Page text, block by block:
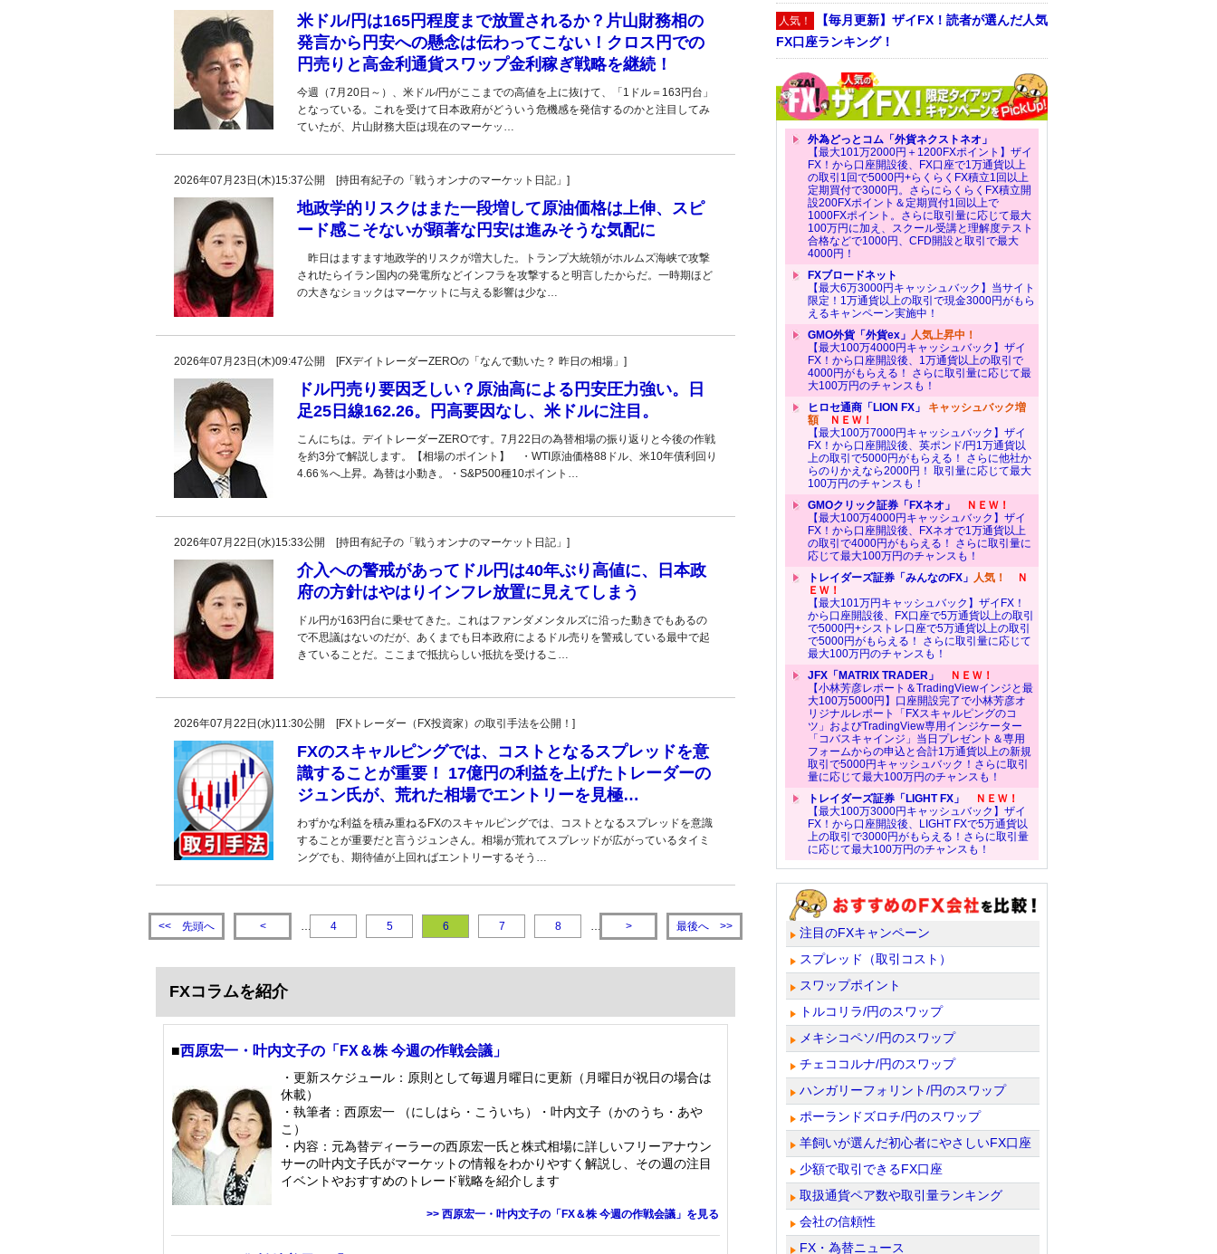
米ドル/円は165円程度まで放置されるか？片山財務相の
発言から円安への懸念は伝わってこない！クロス円での
円売りと高金利通貨スワップ金利稼ぎ戦略を継続！
今週（7月20日～）、米ドル/円がここまでの高値を上に抜けて、「1ドル＝163円台」
となっている。これを受けて日本政府がどういう危機感を発信するのかと注目してみ
ていたが、片山財務大臣は現在のマーケッ…
2026年07月23日(木)15:37公開 [持田有紀子の「戦うオンナのマーケット日記」]
地政学的リスクはまた一段増して原油価格は上伸、スピ
ード感こそないが顕著な円安は進みそうな気配に
昨日はますます地政学的リスクが増大した。トランプ大統領がホルムズ海峡で攻撃
されtたらイラン国内の発電所などインフラを攻撃すると明言したからだ。一時期ほど
の大きなショックはマーケットに与える影響は少な…
2026年07月23日(木)09:47公開 [FXデイトレーダーZEROの「なんで動いた？ 昨日の相場」]
ドル円売り要因乏しい？原油高による円安圧力強い。日
足25日線162.26。円高要因なし、米ドルに注目。
こんにちは。デイトレーダーZEROです。7月22日の為替相場の振り返りと今後の作戦
を約3分で解説します。【相場のポイント】 ・WTI原油価格88ドル、米10年債利回り
4.66％へ上昇。為替は小動き。・S&P500種10ポイント…
2026年07月22日(水)15:33公開 [持田有紀子の「戦うオンナのマーケット日記」]
介入への警戒があってドル円は40年ぶり高値に、日本政
府の方針はやはりインフレ放置に見えてしまう
ドル円が163円台に乗せてきた。これはファンダメンタルズに沿った動きでもあるの
で不思議はないのだが、あくまでも日本政府によるドル売りを警戒している最中で起
きていることだ。ここまで抵抗らしい抵抗を受けるこ…
2026年07月22日(水)11:30公開 [FXトレーダー（FX投資家）の取引手法を公開！]
FXのスキャルピングでは、コストとなるスプレッドを意
識することが重要！ 17億円の利益を上げたトレーダーの
ジュン氏が、荒れた相場でエントリーを見極…
わずかな利益を積み重ねるFXのスキャルピングでは、コストとなるスプレッドを意識
することが重要だと言うジュンさん。相場が荒れてスプレッドが広がっているタイミ
ングでも、期待値が上回ればエントリーするそう…
<< 先頭へ < … 4 5 6 7 8 … > 最後へ >>
FXコラムを紹介
■西原宏一・叶内文子の「FX＆株 今週の作戦会議」
・更新スケジュール：原則として毎週月曜日に更新（月曜日が祝日の場合は
休載）
・執筆者：西原宏一 （にしはら・こういち）・叶内文子（かのうち・あや
こ）
・内容：元為替ディーラーの西原宏一氏と株式相場に詳しいフリーアナウン
サーの叶内文子氏がマーケットの情報をわかりやすく解説し、その週の注目
イベントやおすすめのトレード戦略を紹介します
>> 西原宏一・叶内文子の「FX＆株 今週の作戦会議」を見る
人気！ 【毎月更新】ザイFX！読者が選んだ人気
FX口座ランキング！
外為どっとコム「外貨ネクストネオ」
【最大101万2000円＋1200FXポイント】ザイ
FX！から口座開設後、FX口座で1万通貨以上
の取引1回で5000円+らくらくFX積立1回以上
定期買付で3000円。さらにらくらくFX積立開
設200FXポイント＆定期買付1回以上で
1000FXポイント。さらに取引量に応じて最大
100万円に加え、スクール受講と理解度テスト
合格などで1000円、CFD開設と取引で最大
4000円！
FXブロードネット
【最大6万3000円キャッシュバック】当サイト
限定！1万通貨以上の取引で現金3000円がもら
えるキャンペーン実施中！
GMO外貨「外貨ex」 人気上昇中！
【最大100万4000円キャッシュバック】ザイ
FX！から口座開設後、1万通貨以上の取引で
4000円がもらえる！ さらに取引量に応じて最
大100万円のチャンスも！
ヒロセ通商「LION FX」 キャッシュバック増
額ＮＥＷ！
【最大100万7000円キャッシュバック】ザイ
FX！から口座開設後、英ポンド/円1万通貨以
上の取引で5000円がもらえる！ さらに他社か
らのりかえなら2000円！ 取引量に応じて最大
100万円のチャンスも！
GMOクリック証券「FXネオ」
ＮＥＷ！
【最大100万4000円キャッシュバック】ザイ
FX！から口座開設後、FXネオで1万通貨以上
の取引で4000円がもらえる！ さらに取引量に
応じて最大100万円のチャンスも！
トレイダーズ証券「みんなのFX」 人気！
Ｎ
ＥＷ！
【最大101万円キャッシュバック】ザイFX！
から口座開設後、FX口座で5万通貨以上の取引
で5000円+シストレ口座で5万通貨以上の取引
で5000円がもらえる！ さらに取引量に応じて
最大100万円のチャンスも！
JFX「MATRIX TRADER」
ＮＥＷ！
【小林芳彦レポート＆TradingViewインジと最
大100万5000円】口座開設完了で小林芳彦オ
リジナルレポート「FXスキャルピングのコ
ツ」およびTradingView専用インジケーター
「コバスキャインジ」当日プレゼント＆専用
フォームからの申込と合計1万通貨以上の新規
取引で5000円キャッシュバック！さらに取引
量に応じて最大100万円のチャンスも！
トレイダーズ証券「LIGHT FX」
ＮＥＷ！
【最大100万3000円キャッシュバック】ザイ
FX！から口座開設後、LIGHT FXで5万通貨以
上の取引で3000円がもらえる！さらに取引量
に応じて最大100万円のチャンスも！
注目のFXキャンペーン
スプレッド（取引コスト）
スワップポイント
トルコリラ/円のスワップ
メキシコペソ/円のスワップ
チェココルナ/円のスワップ
ハンガリーフォリント/円のスワップ
ポーランドズロチ/円のスワップ
羊飼いが選んだ初心者にやさしいFX口座
少額で取引できるFX口座
取扱通貨ペア数や取引量ランキング
会社の信頼性
FX・為替ニュース